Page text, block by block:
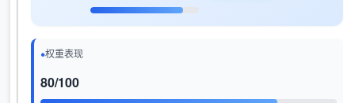
权重表现
80/100